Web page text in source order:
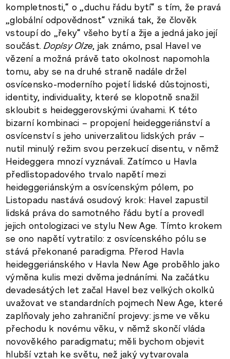
kompletnosti,“ o „duchu řádu bytí“ s tím, že pravá
„globální odpovědnost“ vzniká tak, že člověk
vstoupí do „řeky“ všeho bytí a žije a jedná jako její
součást.Dopisy Olze, jak známo, psal Havel ve
vězení a možná právě tato okolnost napomohla
tomu, aby se na druhé straně nadále držel
osvícensko-moderního pojetí lidské důstojnosti,
identity, individuality, které se klopotně snažil
skloubit s heideggerovskými úvahami. K této
bizarní kombinaci – propojení heideggeriánství a
osvícenství s jeho univerzalitou lidských práv –
nutil minulý režim svou perzekucí disentu, v němž
Heideggera mnozí vyznávali. Zatímco u Havla
předlistopadového trvalo napětí mezi
heideggeriánským a osvícenským pólem, po
Listopadu nastává osudový krok: Havel zapustil
lidská práva do samotného řádu bytí a provedl
jejich ontologizaci ve stylu New Age. Tímto krokem
se ono napětí vytratilo: z osvícenského pólu se
stává překonané paradigma. Přerod Havla
heideggeriánského v Havla New Age proběhlo jako
výměna kulis mezi dvěma jednáními. Na začátku
devadesátých let začal Havel bez velkých okolků
uvažovat ve standardních pojmech New Age, které
zaplňovaly jeho zahraniční projevy: jsme ve věku
přechodu k novému věku, v němž skončí vláda
novověkého paradigmatu; měli bychom objevit
hlubší vztah ke světu, než jaký vytvarovala